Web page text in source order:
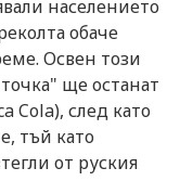
населението
обаче
Освен този
ще останат
Cola), след като
тъй като
от руския